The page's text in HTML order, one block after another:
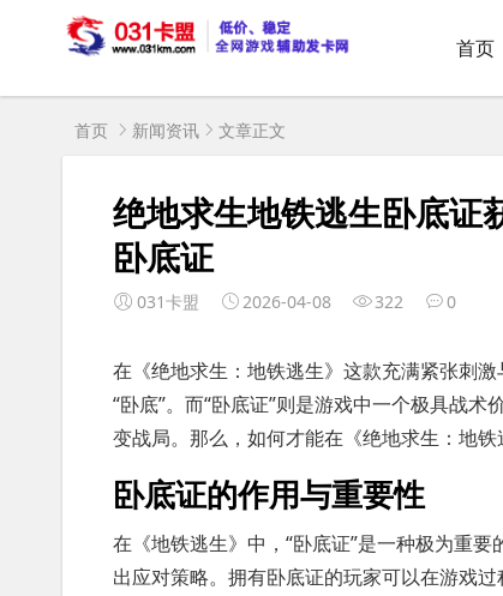
首页
首页 新闻资讯 文章正文
绝地求生地铁逃生卧底证
卧底证
031卡盟 2026-04-08 322 0
在《绝地求生：地铁逃生》这款充满紧张刺
“卧底”。而“卧底证”则是游戏中一个极具战
变战局。那么，如何才能在《绝地求生：地铁
卧底证的作用与重要性
在《地铁逃生》中，“卧底证”是一种极为重
出应对策略。拥有卧底证的玩家可以在游戏